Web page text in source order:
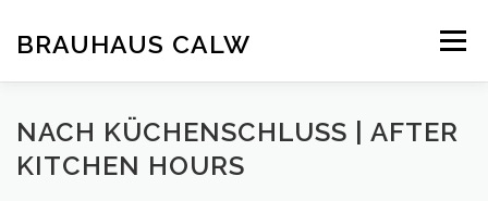
springen
BRAUHAUS CALW Menü
NACH KÜCHENSCHLUSS | AFTER
KITCHEN HOURS